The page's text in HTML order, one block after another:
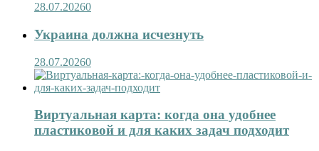
28.07.20260
Украина должна исчезнуть
28.07.20260
Виртуальная карта: когда она удобнее
пластиковой и для каких задач подходит